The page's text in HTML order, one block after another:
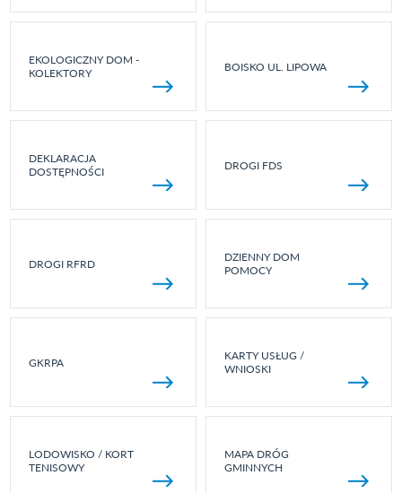
EKOLOGICZNY DOM -
KOLEKTORY
BOISKO UL. LIPOWA
DEKLARACJA
DOSTĘPNOŚCI
DROGI FDS
DROGI RFRD
DZIENNY DOM
POMOCY
GKRPA
KARTY USŁUG /
WNIOSKI
LODOWISKO / KORT
TENISOWY
MAPA DRÓG
GMINNYCH